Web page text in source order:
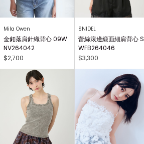
Mila Owen
金釦落肩針織背心 09W
NV264042
$2,700
SNIDEL
蕾絲滾邊緞面細肩背心 S
WFB264046
$3,300